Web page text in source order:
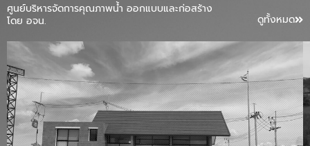
ศูนย์บริหารจัดการคุณภาพน้ำ ออกแบบและก่อสร้าง
โดย อจน.
ดูทั้งหมด